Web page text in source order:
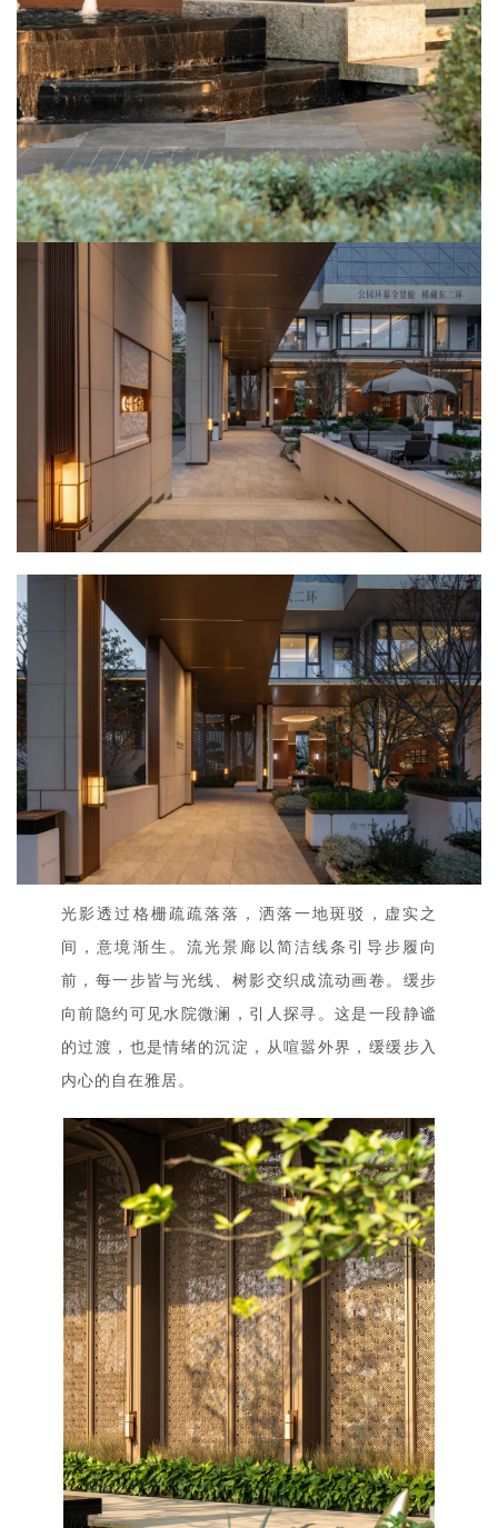
光影透过格栅疏疏落落，洒落一地斑驳，虚实之
间，意境渐生。流光景廊以简洁线条引导步履向
前，每一步皆与光线、树影交织成流动画卷。缓步
向前隐约可见水院微澜，引人探寻。这是一段静谧
的过渡，也是情绪的沉淀，从喧嚣外界，缓缓步入
内心的自在雅居。